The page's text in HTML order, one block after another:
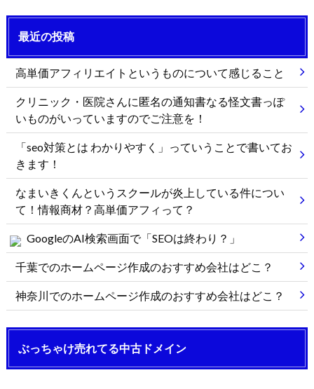
最近の投稿
高単価アフィリエイトというものについて感じること
クリニック・医院さんに匿名の通知書なる怪文書っぽ
いものがいっていますのでご注意を！
「seo対策とは わかりやすく」っていうことで書いてお
きます！
なまいきくんというスクールが炎上している件につい
て！情報商材？高単価アフィって？
GoogleのAI検索画面で「SEOは終わり？」
千葉でのホームページ作成のおすすめ会社はどこ？
神奈川でのホームページ作成のおすすめ会社はどこ？
ぶっちゃけ売れてる中古ドメイン